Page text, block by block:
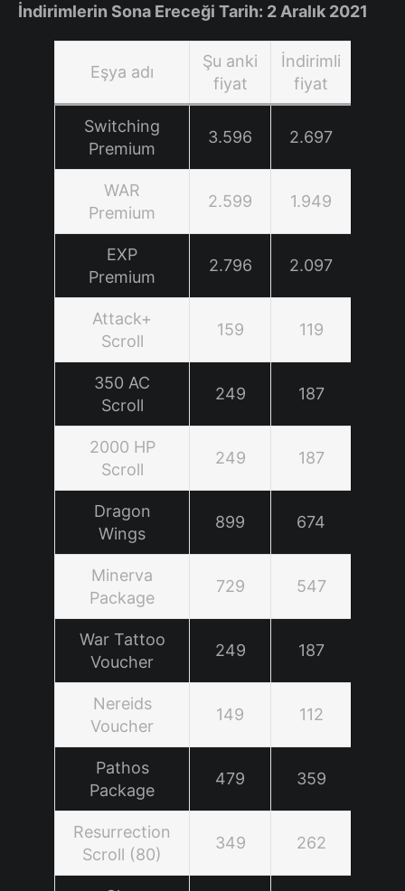
İndirimlerin Sona Ereceği Tarih: 2 Aralık 2021
Eşya adı
Şu anki
fiyat
İndirimli
fiyat
Switching
Premium
3.596 2.697
WAR
Premium
2.599 1.949
EXP
Premium
2.796 2.097
Attack+
Scroll
159 119
350 AC
Scroll
249 187
2000 HP
Scroll
249 187
Dragon
Wings
899 674
Minerva
Package
729 547
War Tattoo
Voucher
249 187
Nereids
Voucher
149 112
Pathos
Package
479 359
Resurrection
Scroll (80)
349 262